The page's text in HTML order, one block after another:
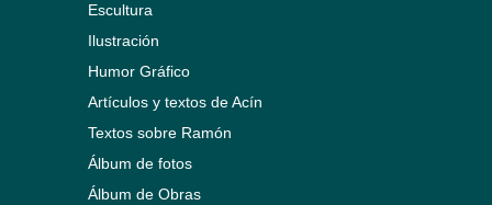
Escultura
Ilustración
Humor Gráfico
Artículos y textos de Acín
Textos sobre Ramón
Álbum de fotos
Álbum de Obras